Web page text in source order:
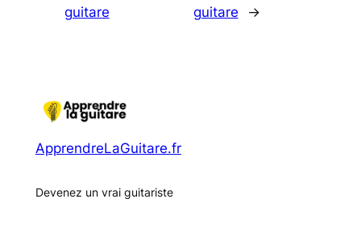
guitare
guitare
→
ApprendreLaGuitare.fr
Devenez un vrai guitariste